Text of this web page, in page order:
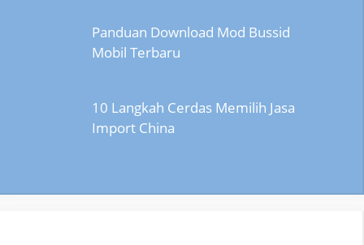
Panduan Download Mod Bussid
Mobil Terbaru
10 Langkah Cerdas Memilih Jasa
Import China